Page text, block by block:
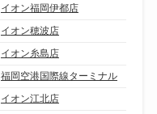
イオン福岡伊都店
イオン穂波店
イオン糸島店
福岡空港国際線ターミナル
イオン江北店